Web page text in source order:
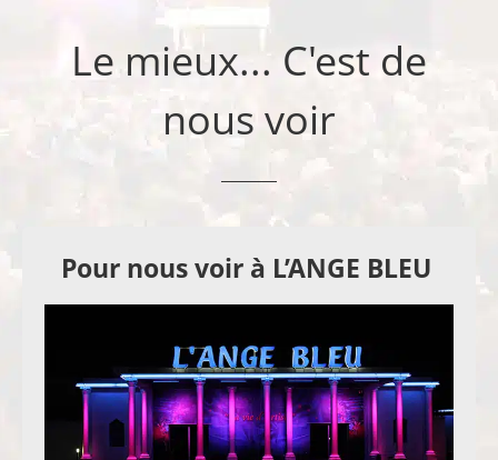
Le mieux... C'est de
nous voir
Pour nous voir à L’ANGE BLEU